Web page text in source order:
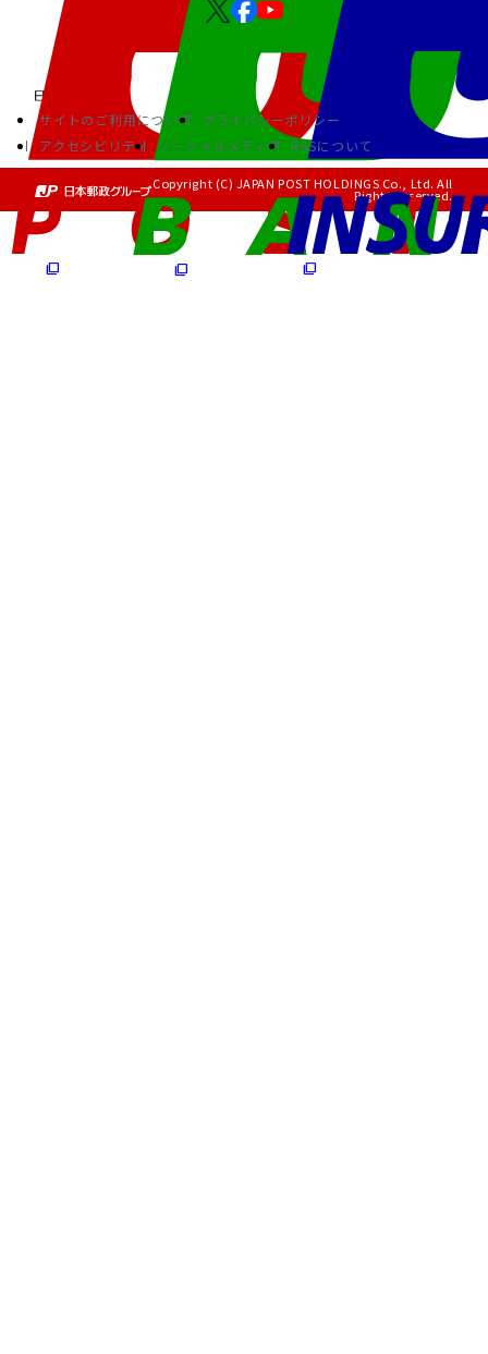
サイトのご利用について
プライバシーポリシー
アクセシビリティ
ソーシャルメディア RSSについて
Copyright (C) JAPAN POST HOLDINGS Co., Ltd. All
Rights Reserved.